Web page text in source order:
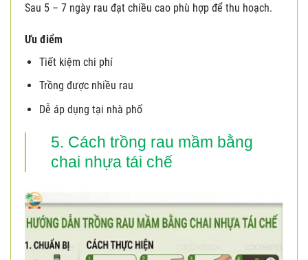
Sau 5 – 7 ngày rau đạt chiều cao phù hợp để thu hoạch.
Ưu điểm
Tiết kiệm chi phí
Trồng được nhiều rau
Dễ áp dụng tại nhà phố
5. Cách trồng rau mầm bằng
chai nhựa tái chế